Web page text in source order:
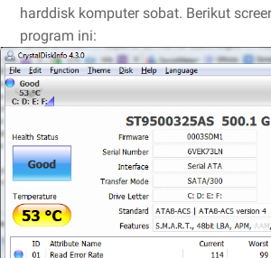
harddisk komputer sobat. Berikut
program ini: